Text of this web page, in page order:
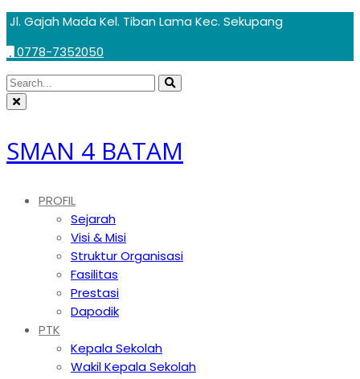
Skip
content
Jl. Gajah Mada Kel. Tiban Lama Kec. Sekupang
0778-7352050
Circular
focus
Search
for:
Search
Circular
focus
SMAN 4 BATAM
PROFIL
Sejarah
Visi & Misi
Struktur Organisasi
Fasilitas
Prestasi
Dapodik
PTK
Kepala Sekolah
Wakil Kepala Sekolah